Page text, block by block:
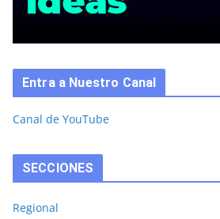
Entra a Nuestro Canal
Canal de YouTube
SECCIONES
Regional